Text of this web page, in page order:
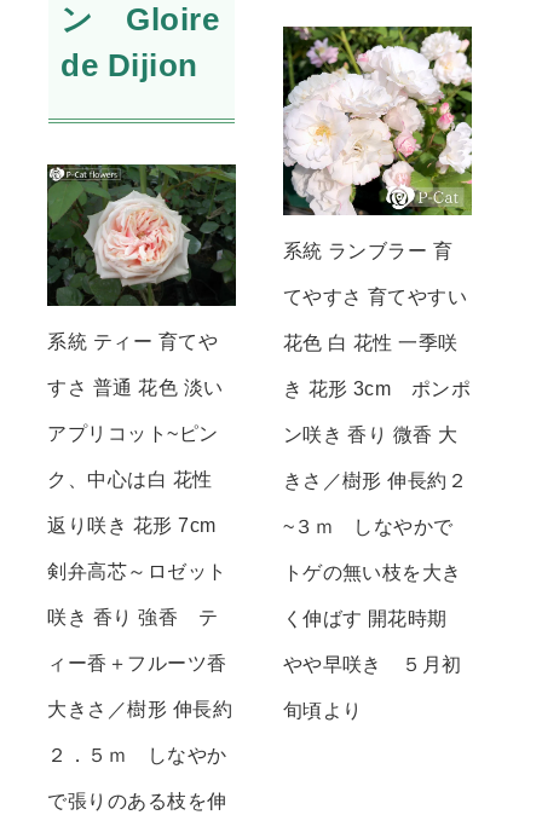
ン Gloire
de Dijion
系統 ティー 育てや
すさ 普通 花色 淡い
アプリコット~ピン
ク、中心は白 花性
返り咲き 花形 7cm
剣弁高芯～ロゼット
咲き 香り 強香 テ
ィー香＋フルーツ香
大きさ／樹形 伸長約
２．５ｍ しなやか
で張りのある枝を伸
系統 ランブラー 育
てやすさ 育てやすい
花色 白 花性 一季咲
き 花形 3cm ポンポ
ン咲き 香り 微香 大
きさ／樹形 伸長約２
~３ｍ しなやかで
トゲの無い枝を大き
く伸ばす 開花時期
やや早咲き ５月初
旬頃より